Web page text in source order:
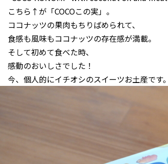
こちら↑が「COCOこの実」。
ココナッツの果肉もちりばめられて、
食感も風味もココナッツの存在感が満載。
そして初めて食べた時、
感動のおいしさでした！
今、個人的にイチオシのスイーツお土産です。